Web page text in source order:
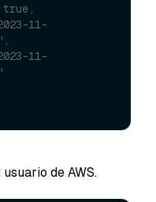
11-
11-
de AWS.